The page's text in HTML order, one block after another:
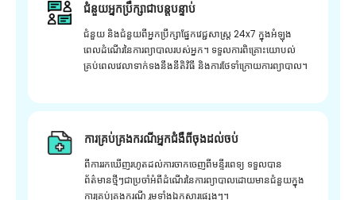
ជំនួយអ្នកប្រឹក្សាជាបន្តបន្ទាប់
ជំនួយ និងជំនួយពីអ្នកប្រឹក្សាផ្នែកវេជ្ជសាស្រ្ត 24x7 ក្នុងអំឡុង
ពេលដំណើរនៃការព្យាបាលរបស់អ្នក។ ទទួលការពិគ្រោះយោបល់
គ្រប់ពេលវេលាទាក់ទងនឹងនីតិវិធី និងការថែទាំក្រោយការព្យាបាល។
ការគ្រប់គ្រងករណីអ្នកជំងឺពីចុងដល់ចប់
ពីការរកឃើញរហូតដល់ការចាកចេញពីមន្ទីរពេទ្យ ទទួលបាន
ព័ត៌មានថ្មីៗជាប្រចាំអំពីដំណើរនៃការព្យាបាលដោយមានជំនួយក្នុង
ការគ្រប់គ្រងករណី រួមទាំងឯកសារផ្សេងៗ។